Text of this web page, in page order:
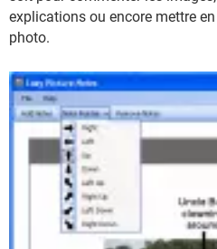
explications ou encore mettre
photo.